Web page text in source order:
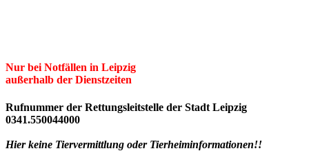
Nur bei Notfällen in Leipzig
außerhalb der Dienstzeiten
Rufnummer der Rettungsleitstelle der Stadt Leipzig
0341.550044000
Hier keine Tiervermittlung oder Tierheiminformationen!!